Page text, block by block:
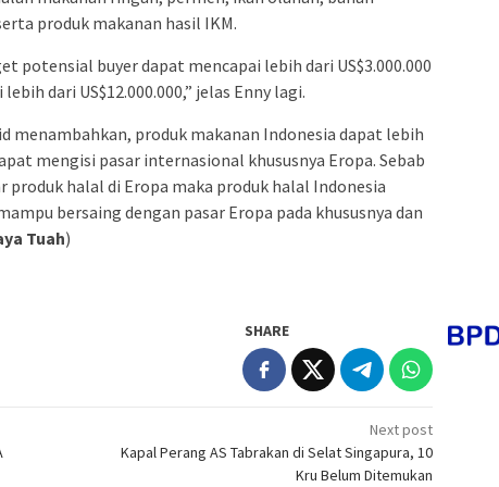
produk makanan hasil IKM.
potensial buyer dapat mencapai lebih dari US$3.000.000
dari US$12.000.000,” jelas Enny lagi.
menambahkan, produk makanan Indonesia dapat lebih
mengisi pasar internasional khususnya Eropa. Sebab
produk halal di Eropa maka produk halal Indonesia
bersaing dengan pasar Eropa pada khususnya dan
Tuah)
SHARE
Next post
Kapal Perang AS Tabrakan di Selat Singapura, 10
Kru Belum Ditemukan